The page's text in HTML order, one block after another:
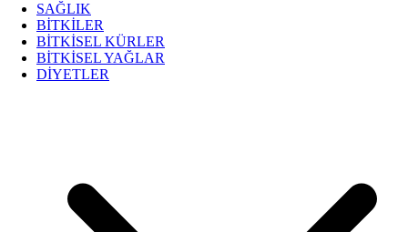
SAĞLIK
BİTKİLER
BİTKİSEL KÜRLER
BİTKİSEL YAĞLAR
DİYETLER